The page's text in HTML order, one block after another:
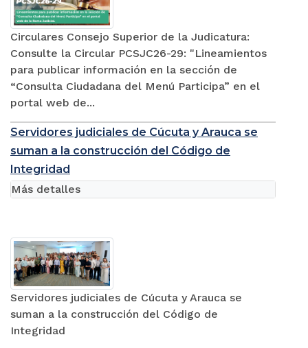
Circulares Consejo Superior de la Judicatura:
Consulte la Circular PCSJC26-29: "Lineamientos
para publicar información en la sección de
“Consulta Ciudadana del Menú Participa” en el
portal web de...
Servidores judiciales de Cúcuta y Arauca se
suman a la construcción del Código de
Integridad
Servidores judiciales de Cúcuta y Arauca se
suman a la construcción del Código de
Integridad
Más detalles